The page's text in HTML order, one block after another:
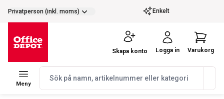
selector.vat
Privatperson (inkl. moms) Enkelt
Meny
navbar.quicksearch.label
Skapa konto Logga in Varukorg